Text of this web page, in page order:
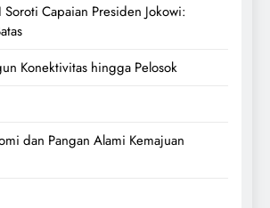
Capaian Presiden Jokowi:
Konektivitas hingga Pelosok
dan Pangan Alami Kemajuan